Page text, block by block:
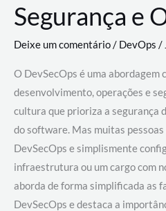
Segurança e
Deixe um comentário/ DevOps /
O DevSecOps é uma
desenvolvimento, operações e
cultura que prioriza a segurança
do software. Mas muitas
DevSecOps e simplismente
infraestrutura ou um cargo com
aborda de forma simplificada as
DevSecOps e destaca a